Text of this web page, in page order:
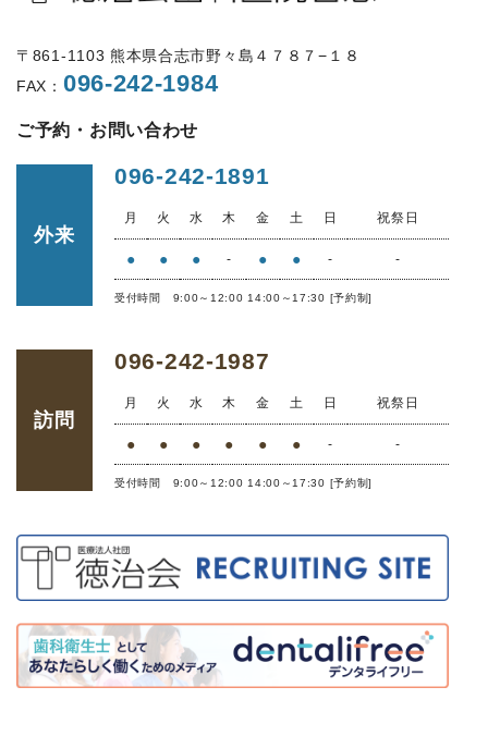
〒861-1103 熊本県合志市野々島４７８７−１８
FAX： 096-242-1984
ご予約・お問い合わせ
外来
096-242-1891
月 火 水 木 金 土 日 祝祭日
● ● ● - ● ● - -
受付時間 9:00～12:00 14:00～17:30 [予約制]
訪問
096-242-1987
月 火 水 木 金 土 日 祝祭日
● ● ● ● ● ● - -
受付時間 9:00～12:00 14:00～17:30 [予約制]